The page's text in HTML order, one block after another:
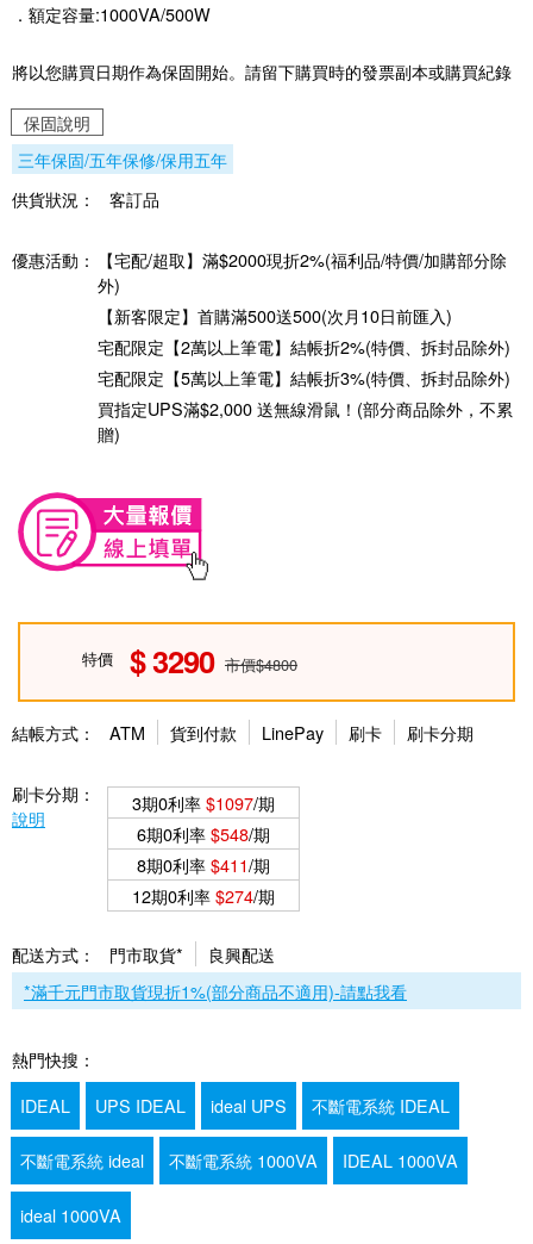
．額定容量:1000VA/500W
將以您購買日期作為保固開始。請留下購買時的發票副本或購買紀錄
保固說明
三年保固/五年保修/保用五年
供貨狀況：
客訂品
優惠活動：
【宅配/超取】滿$2000現折2%(福利品/特價/加購部分除
外)
【新客限定】首購滿500送500(次月10日前匯入)
宅配限定【2萬以上筆電】結帳折2%(特價、拆封品除外)
宅配限定【5萬以上筆電】結帳折3%(特價、拆封品除外)
買指定UPS滿$2,000 送無線滑鼠！(部分商品除外，不累
贈)
特價 3290 市價$4800
結帳方式： ATM 貨到付款 LinePay 刷卡 刷卡分期
刷卡分期：
說明
3期0利率$1097/期
6期0利率$548/期
8期0利率$411/期
12期0利率$274/期
配送方式： 門市取貨*
良興配送
*滿千元門市取貨現折1%(部分商品不適用)-請點我看
熱門快搜：
IDEAL
UPS IDEAL ideal UPS 不斷電系統 IDEAL
不斷電系統 ideal 不斷電系統 1000VA IDEAL 1000VA
ideal 1000VA